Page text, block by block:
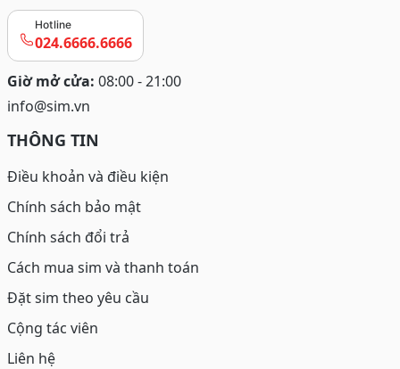
Hotline
024.6666.6666
Giờ mở cửa: 08:00 - 21:00
info@sim.vn
THÔNG TIN
Điều khoản và điều kiện
Chính sách bảo mật
Chính sách đổi trả
Cách mua sim và thanh toán
Đặt sim theo yêu cầu
Cộng tác viên
Liên hệ